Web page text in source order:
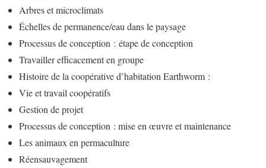
Arbres et microclimats
Échelles de permanence/eau dans le paysage
Processus de conception : étape de conception
Travailler efficacement en groupe
Histoire de la coopérative d’habitation Earthworm :
Vie et travail coopératifs
Gestion de projet
Processus de conception : mise en œuvre et maintenance
Les animaux en permaculture
Réensauvagement